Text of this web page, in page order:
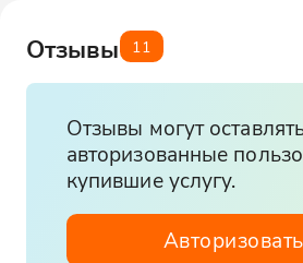
Отзывы 11
Отзывы могут
авторизованные
купившие услугу.